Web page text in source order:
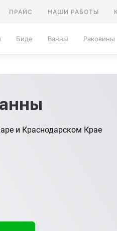
ПРАЙС НАШИ РАБОТЫ
Биде Ванны Раковины
и Краснодарском Крае